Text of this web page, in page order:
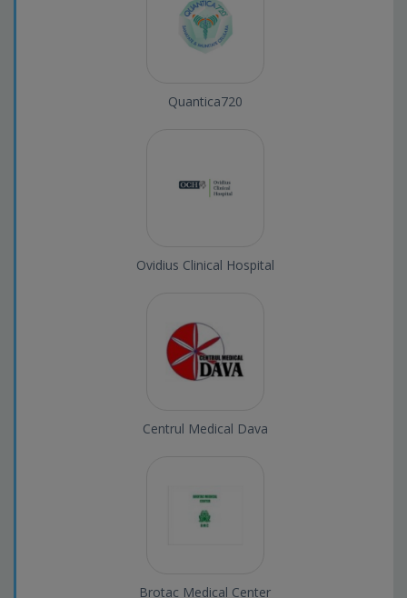
Quantica720
Ovidius Clinical Hospital
Centrul Medical Dava
Brotac Medical Center